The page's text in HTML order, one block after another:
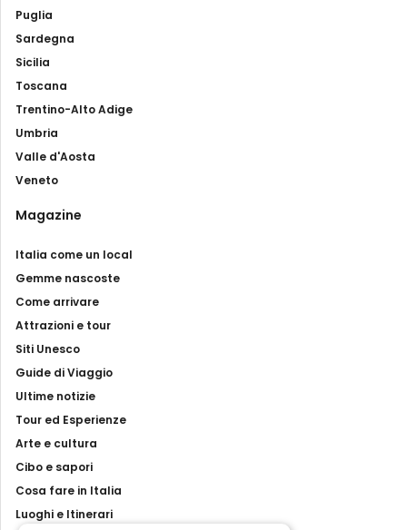
Puglia
Sardegna
Sicilia
Toscana
Trentino-Alto Adige
Umbria
Valle d'Aosta
Veneto
Magazine
Italia come un local
Gemme nascoste
Come arrivare
Attrazioni e tour
Siti Unesco
Guide di Viaggio
Ultime notizie
Tour ed Esperienze
Arte e cultura
Cibo e sapori
Cosa fare in Italia
Luoghi e Itinerari